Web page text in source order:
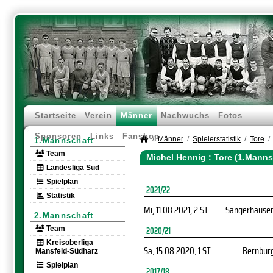
Startseite Verein Männer Nachwuchs Fotos
Sponsoren Links Fanshop
1.Mannschaft
Team
Landesliga Süd
Spielplan
Statistik
2.Mannschaft
Team
Kreisoberliga
Mansfeld-Südharz
Spielplan
Männer Spielerstatistik Tore
Michel Hennig : Tore
2021/22
Mi, 11.08.2021, 2.ST
2020/21
Sa, 15.08.2020, 1.ST